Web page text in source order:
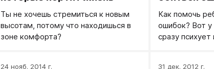
Ты не хочешь стремиться к новым
высотам, потому что находишься в
зоне комфорта?
Как помочь
ошибок? Вот у
сразу
24 нояб. 2014 г. 31 дек. 2012 г.